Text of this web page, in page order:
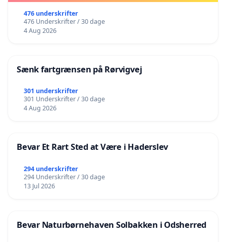
476 underskrifter
476 Underskrifter / 30 dage
4 Aug 2026
Sænk fartgrænsen på Rørvigvej
301 underskrifter
301 Underskrifter / 30 dage
4 Aug 2026
Bevar Et Rart Sted at Være i Haderslev
294 underskrifter
294 Underskrifter / 30 dage
13 Jul 2026
Bevar Naturbørnehaven Solbakken i Odsherred